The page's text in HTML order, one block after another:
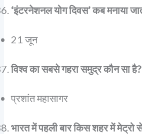
‘इंटरनेशनल योग दिवस’ कब मनाया
21 जून
विश्व का सबसे गहरा समुद्र कौन सा है?
प्रशांत महासागर
भारत में पहली बार किस शहर में मेट्रो